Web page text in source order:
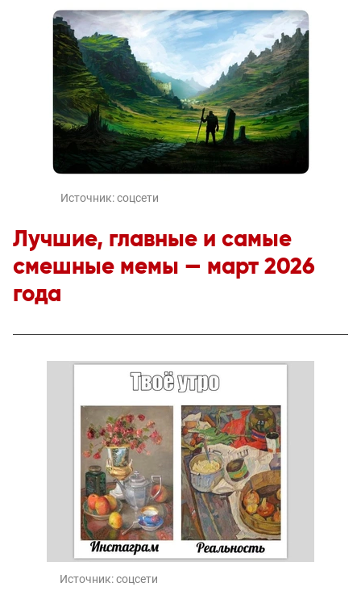
Источник:соцсети
Лучшие, главные и самые
смешные мемы — март 2026
года
Источник:соцсети